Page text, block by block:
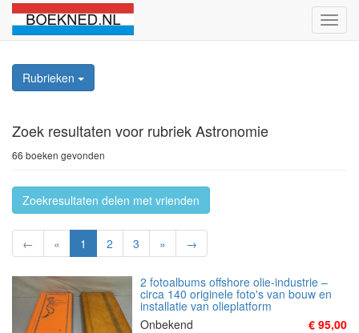
Rubrieken
Zoek resultaten voor rubriek Astronomie
66 boeken gevonden
Zoekresultaten delen met vrienden
← « 1 2 3 » →
2 fotoalbums offshore olie-industrie –
circa 140 originele foto's van bouw en
installatie van olieplatform
Onbekend
€ 95,00